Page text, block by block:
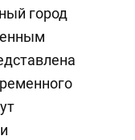
город